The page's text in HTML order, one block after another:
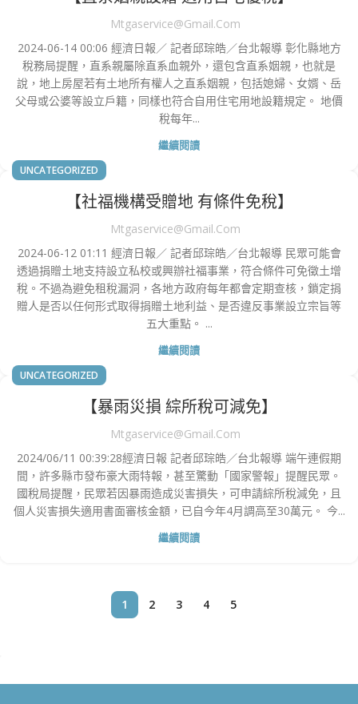
Mtgaservice@gmail.com
2024-06-14 00:06 經濟日報／ 記者邱琮皓／台北報導 彰化縣地方
稅務局提醒，直系親屬除直系血親外，還包含直系姻親，也就是
說，地上房屋若有土地所有權人之直系姻親，包括媳婦、女婿、岳
父母或公婆等設立戶籍，同樣也符合自用住宅用地設籍規定。 地價
稅每年...
繼續閱讀
UNCATEGORIZED
【社福機構受贈地 有條件免稅】
Mtgaservice@gmail.com
2024-06-12 01:11 經濟日報／ 記者邱琮皓／台北報導 民眾可能會
透過捐贈土地支持設立私校或興辦社福事業，符合條件可免徵土增
稅。不過為避免租稅漏洞，各地方政府每年都會定期查核，鎖定捐
贈人是否以任何形式取得捐贈土地利益、是否違反事業設立宗旨等
五大重點。 ...
繼續閱讀
UNCATEGORIZED
【暴雨災損 綜所稅可減免】
Mtgaservice@gmail.com
2024/06/11 00:39:28經濟日報 記者邱琮皓／台北報導 端午連假期
間，許多縣市發布豪大雨特報，甚至驚動「國家警報」提醒民眾。
國稅局提醒，民眾若因暴雨造成災害損失，可申請綜所稅減免，且
個人災害損失適用書面審核金額，已自今年4月調高至30萬元。 今...
繼續閱讀
1 2 3 4 5